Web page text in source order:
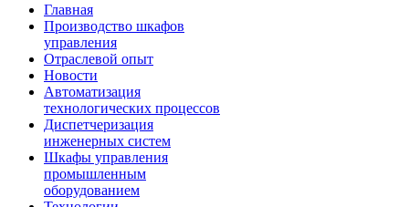
Главная
Производство шкафов
управления
Отраслевой опыт
Новости
Автоматизация
технологических процессов
Диспетчеризация
инженерных систем
Шкафы управления
промышленным
оборудованием